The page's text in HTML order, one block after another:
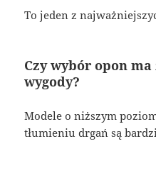
To jeden z
Czy wybór opon
wygody?
Modele o niższym
tłumieniu drgań są